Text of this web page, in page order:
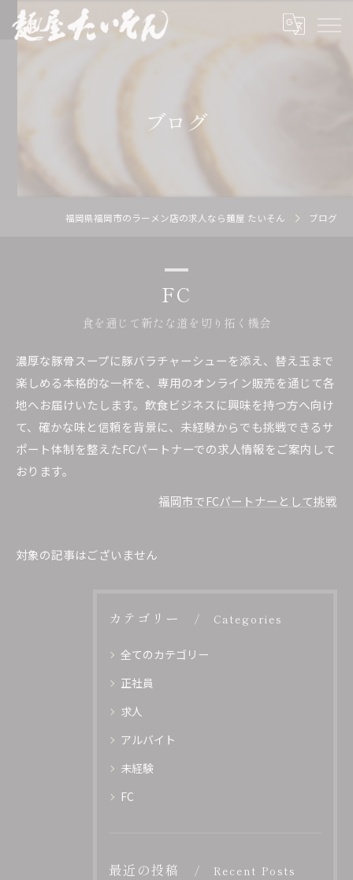
ブログ
福岡県福岡市のラーメン店の求人なら麺屋 たいそん ブログ
FC
食を通じて新たな道を切り拓く機会
濃厚な豚骨スープに豚バラチャーシューを添え、替え玉まで
楽しめる本格的な一杯を、専用のオンライン販売を通じて各
地へお届けいたします。飲食ビジネスに興味を持つ方へ向け
て、確かな味と信頼を背景に、未経験からでも挑戦できるサ
ポート体制を整えたFCパートナーでの求人情報をご案内して
おります。
福岡市でFCパートナーとして挑戦
対象の記事はございません
カテゴリー Categories
全てのカテゴリー
正社員
求人
アルバイト
未経験
FC
最近の投稿 Recent Posts